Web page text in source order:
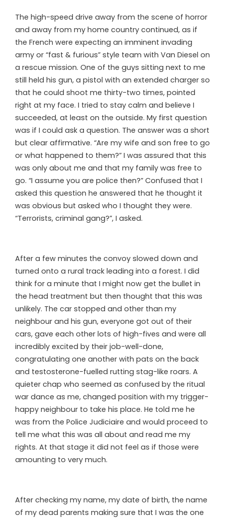
The high-speed drive away from the scene of horror
and away from my home country continued, as if
the French were expecting an imminent invading
army or “fast & furious” style team with Van Diesel on
a rescue mission. One of the guys sitting next to me
still held his gun, a pistol with an extended charger so
that he could shoot me thirty-two times, pointed
right at my face. I tried to stay calm and believe I
succeeded, at least on the outside. My first question
was if I could ask a question. The answer was a short
but clear affirmative. “Are my wife and son free to go
or what happened to them?” I was assured that this
was only about me and that my family was free to
go. “I assume you are police then?” Confused that I
asked this question he answered that he thought it
was obvious but asked who I thought they were.
“Terrorists, criminal gang?”, I asked.
After a few minutes the convoy slowed down and
turned onto a rural track leading into a forest. I did
think for a minute that I might now get the bullet in
the head treatment but then thought that this was
unlikely. The car stopped and other than my
neighbour and his gun, everyone got out of their
cars, gave each other lots of high-fives and were all
incredibly excited by their job-well-done,
congratulating one another with pats on the back
and testosterone-fuelled rutting stag-like roars. A
quieter chap who seemed as confused by the ritual
war dance as me, changed position with my trigger-
happy neighbour to take his place. He told me he
was from the Police Judiciaire and would proceed to
tell me what this was all about and read me my
rights. At that stage it did not feel as if those were
amounting to very much.
After checking my name, my date of birth, the name
of my dead parents making sure that I was the one